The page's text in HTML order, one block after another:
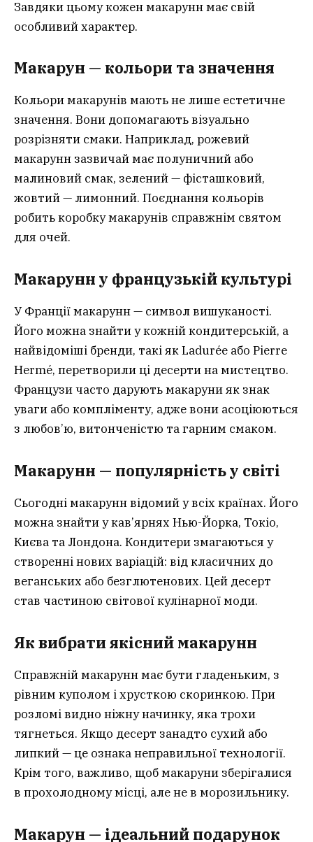
Завдяки цьому кожен макарунн має свій
особливий характер.
Макарун — кольори та значення
Кольори макарунів мають не лише естетичне
значення. Вони допомагають візуально
розрізняти смаки. Наприклад, рожевий
макарунн зазвичай має полуничний або
малиновий смак, зелений — фісташковий,
жовтий — лимонний. Поєднання кольорів
робить коробку макарунів справжнім святом
для очей.
Макарунн у французькій культурі
У Франції макарунн — символ вишуканості.
Його можна знайти у кожній кондитерській, а
найвідоміші бренди, такі як Ladurée або Pierre
Hermé, перетворили ці десерти на мистецтво.
Французи часто дарують макаруни як знак
уваги або компліменту, адже вони асоціюються
з любов’ю, витонченістю та гарним смаком.
Макарунн — популярність у світі
Сьогодні макарунн відомий у всіх країнах. Його
можна знайти у кав’ярнях Нью-Йорка, Токіо,
Києва та Лондона. Кондитери змагаються у
створенні нових варіацій: від класичних до
веганських або безглютенових. Цей десерт
став частиною світової кулінарної моди.
Як вибрати якісний макарунн
Справжній макарунн має бути гладеньким, з
рівним куполом і хрусткою скоринкою. При
розломі видно ніжну начинку, яка трохи
тягнеться. Якщо десерт занадто сухий або
липкий — це ознака неправильної технології.
Крім того, важливо, щоб макаруни зберігалися
в прохолодному місці, але не в морозильнику.
Макарун — ідеальний подарунок